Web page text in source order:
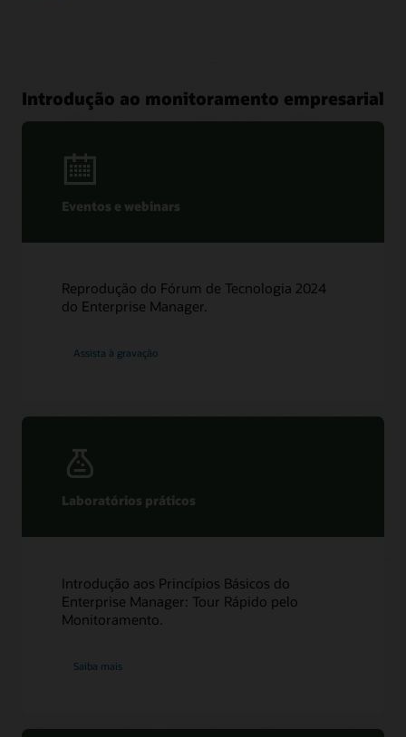
Introdução ao monitoramento empresarial
Eventos e webinars
Reprodução do Fórum de Tecnologia 2024
do Enterprise Manager.
Assista à gravação
Laboratórios práticos
Introdução aos Princípios Básicos do
Enterprise Manager: Tour Rápido pelo
Monitoramento.
Saiba mais